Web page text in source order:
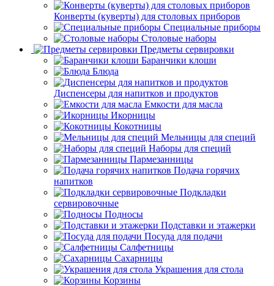
Конверты (куверты) для столовых приборов
Специальные приборы
Столовые наборы
Предметы сервировки
Баранчики клоши
Блюда
Диспенсеры для напитков и продуктов
Емкости для масла
Икорницы
Кокотницы
Мельницы для специй
Наборы для специй
Пармезанницы
Подача горячих
напитков
Подкладки
сервировочные
Подносы
Подставки и этажерки
Посуда для подачи
Салфетницы
Сахарницы
Украшения для стола
Корзины